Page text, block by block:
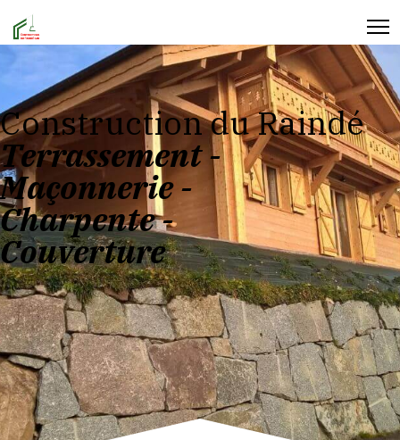
Construction du Raindé
Terrassement -
Maçonnerie -
Charpente -
Couverture